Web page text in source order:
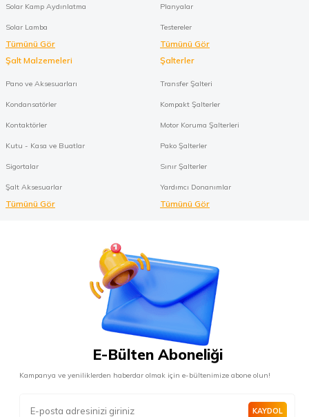
Solar Kamp Aydınlatma
Solar Lamba
Tümünü Gör
Planyalar
Testereler
Tümünü Gör
Şalt Malzemeleri
Pano ve Aksesuarları
Kondansatörler
Kontaktörler
Kutu - Kasa ve Buatlar
Sigortalar
Şalt Aksesuarlar
Tümünü Gör
Şalterler
Transfer Şalteri
Kompakt Şalterler
Motor Koruma Şalterleri
Pako Şalterler
Sınır Şalterler
Yardımcı Donanımlar
Tümünü Gör
E-Bülten Aboneliği
Kampanya ve yeniliklerden haberdar olmak için e-bültenimize abone olun!
KAYDOL